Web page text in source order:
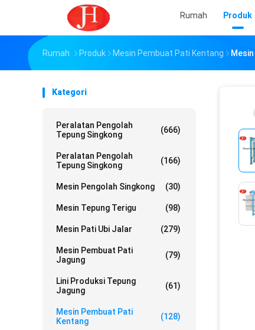
Rumah Produk
Rumah Produk Mesin Pembuat Pati Kentang
Kategori
Peralatan Pengolah
Tepung Singkong
(666)
Peralatan Pengolah
Tepung Singkong
(166)
Mesin Pengolah Singkong (30)
Mesin Tepung Terigu (98)
Mesin Pati Ubi Jalar (279)
Mesin Pembuat Pati
Jagung
(79)
Lini Produksi Tepung
Jagung
(61)
Mesin Pembuat Pati
Kentang
(128)